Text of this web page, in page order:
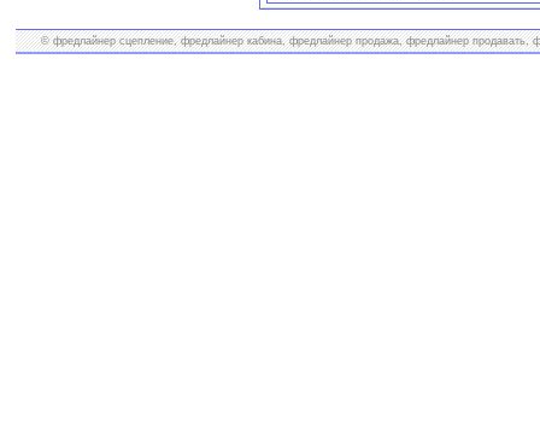
© фредлайнер сцепление, фредлайнер кабина, фредлайнер продажа, фредлайнер